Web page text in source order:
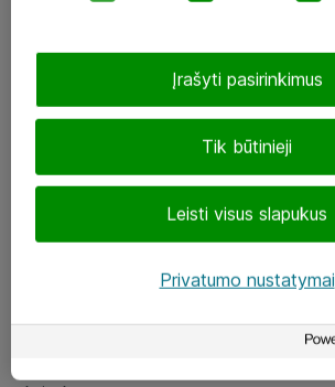
LinkedIn
Tik būtinieji
Leisti visus slapukus
Įrašyti pasirinkimus
Privatumo nustatymai